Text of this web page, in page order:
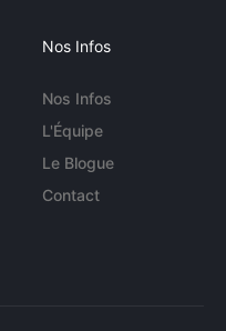
Nos Infos
Nos Infos
L'Équipe
Le Blogue
Contact